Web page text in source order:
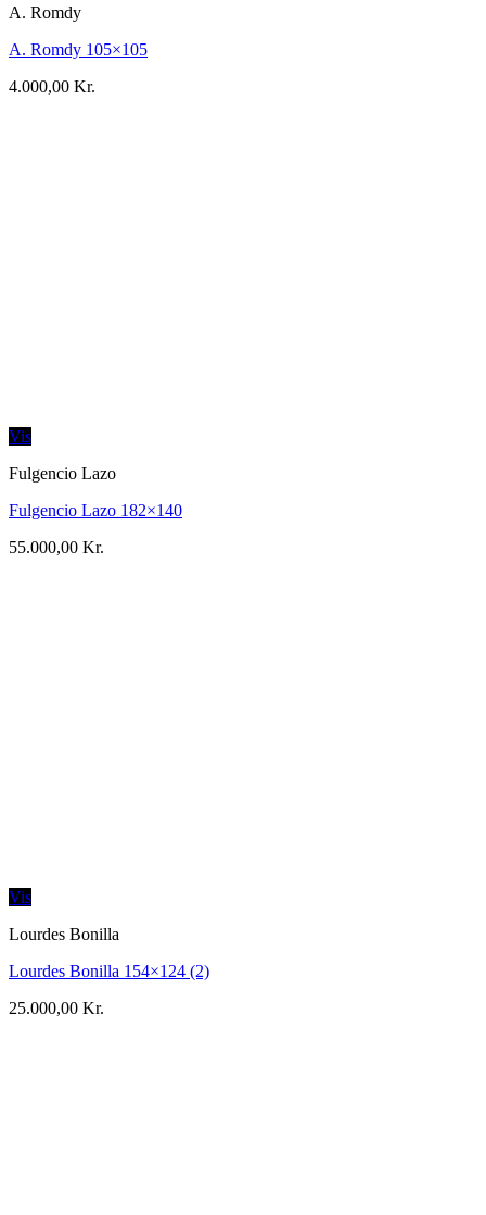
A. Romdy
A. Romdy 105×105
4.000,00 Kr.
Vis
Fulgencio Lazo
Fulgencio Lazo 182×140
55.000,00 Kr.
Vis
Lourdes Bonilla
Lourdes Bonilla 154×124 (2)
25.000,00 Kr.